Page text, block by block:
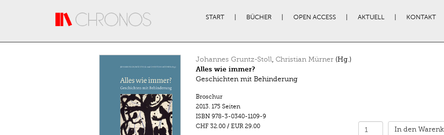
START BÜCHER OPEN ACCESS AKTUELL KONTAKT
Johannes Gruntz-Stoll, Christian Mürner(Hg.)
Alles wie immer?
Geschichten mit Behinderung
Broschur
2013. 175 Seiten
ISBN 978-3-0340-1109-9
CHF 32.00/ EUR 29.00 In den